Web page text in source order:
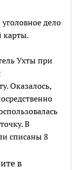
дело
карты.
Ухты при
Оказалось,
В
списаны 8
в